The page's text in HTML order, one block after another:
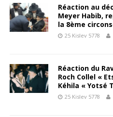
Réaction au
Meyer Habib,
la 8ème
25 Kislev 5778
Réaction du
Roch Collel «
Kéhila « Yotsé
25 Kislev 5778